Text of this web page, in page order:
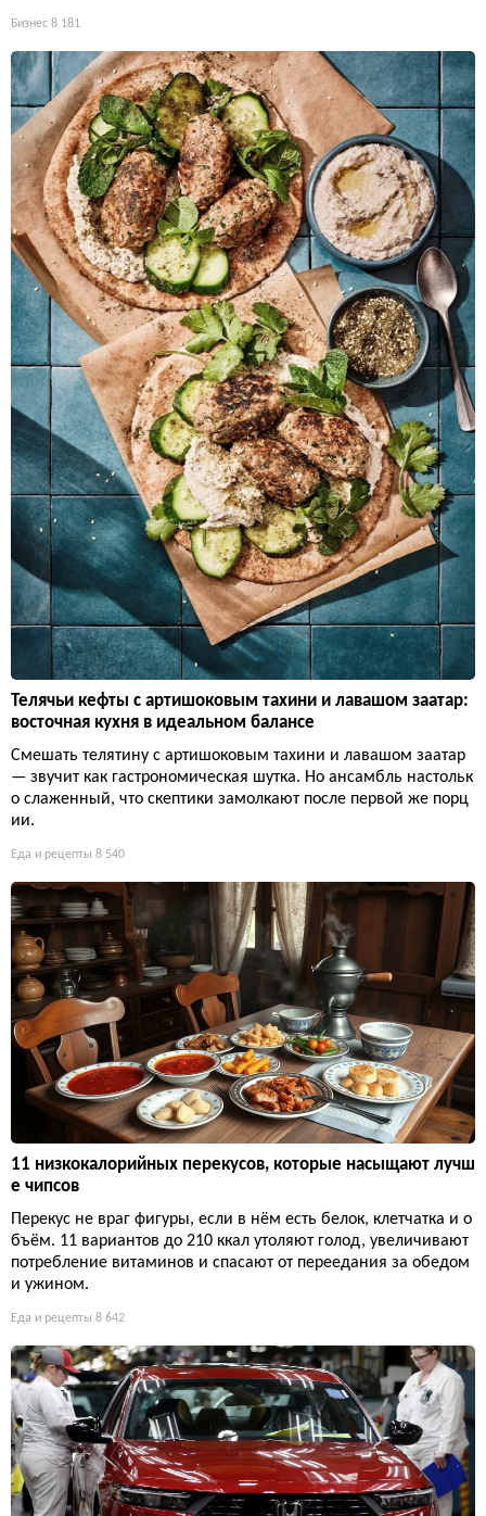
Бизнес 8 181
Телячьи кефты с артишоковым тахини и лавашом заатар:
восточная кухня в идеальном балансе
Смешать телятину с артишоковым тахини и лавашом заатар
— звучит как гастрономическая шутка. Но ансамбль настольк
о слаженный, что скептики замолкают после первой же порц
ии.
Еда и рецепты 8 540
11 низкокалорийных перекусов, которые насыщают лучш
е чипсов
Перекус не враг фигуры, если в нём есть белок, клетчатка и о
бъём. 11 вариантов до 210 ккал утоляют голод, увеличивают
потребление витаминов и спасают от переедания за обедом
и ужином.
Еда и рецепты 8 642